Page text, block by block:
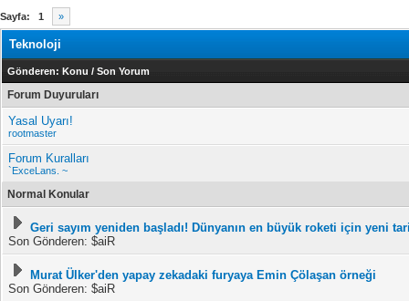
Sayfa: 1 »
Teknoloji
Gönderen: Konu / Son Yorum
Forum Duyuruları
Yasal Uyarı!
rootmaster
Forum Kuralları
`ExceLans. ~
Normal Konular
Geri sayım yeniden başladı! Dünyanın en büyük roketi için yeni
Son Gönderen: $aiR
Murat Ülker'den yapay zekadaki furyaya Emin Çölaşan örneği
Son Gönderen: $aiR